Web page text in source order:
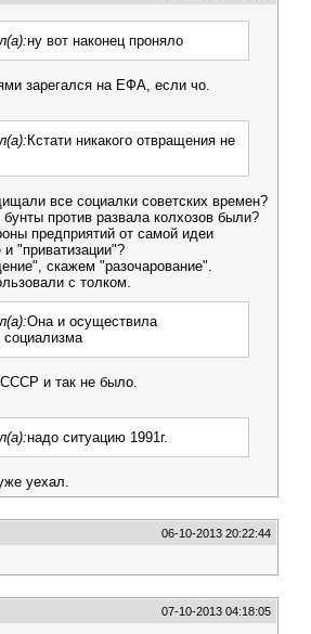
ну вот наконец проняло
зарегался на ЕФА, если чо.
Кстати никакого отвращения не
все социалки советских времен?
против развала колхозов были?
предприятий от самой идеи
"приватизации"?
скажем "разочарование".
с толком.
Она и осуществила
социализма
СССР и так не было.
надо ситуацию 1991г.
уехал.
06-10-2013 20:22:44
07-10-2013 04:18:05